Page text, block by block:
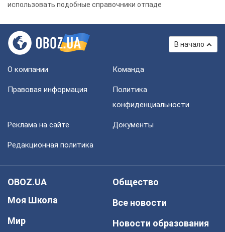
использовать подобные справочники отпаде
В начало
О компании Команда
Правовая информация
Политика
конфиденциальности
Реклама на сайте Документы
Редакционная политика
OBOZ.UA
Моя Школа
Мир
Общество
Все новости
Новости образования